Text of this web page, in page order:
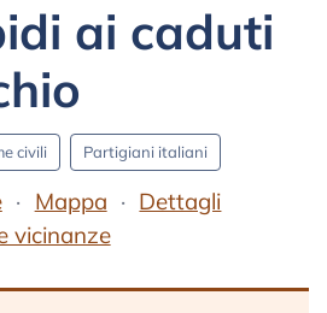
ai caduti
civili Partigiani italiani
Mappa
Dettagli
vicinanze